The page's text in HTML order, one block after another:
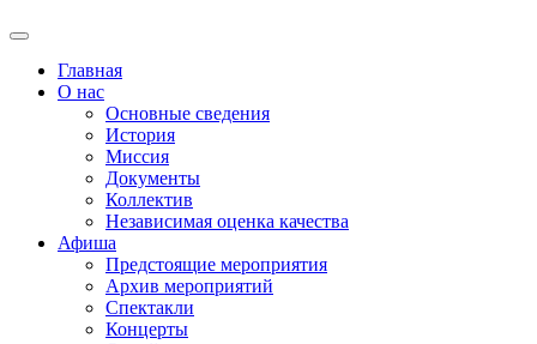
Главная
О нас
Основные сведения
История
Миссия
Документы
Коллектив
Независимая оценка качества
Афиша
Предстоящие мероприятия
Архив мероприятий
Спектакли
Концерты